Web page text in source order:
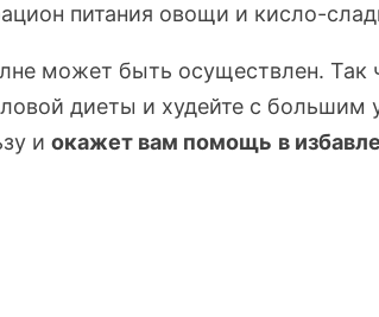
питания овощи и кисло-
может быть осуществлен. Так
диеты и худейте с большим
иокажет вам помощь в